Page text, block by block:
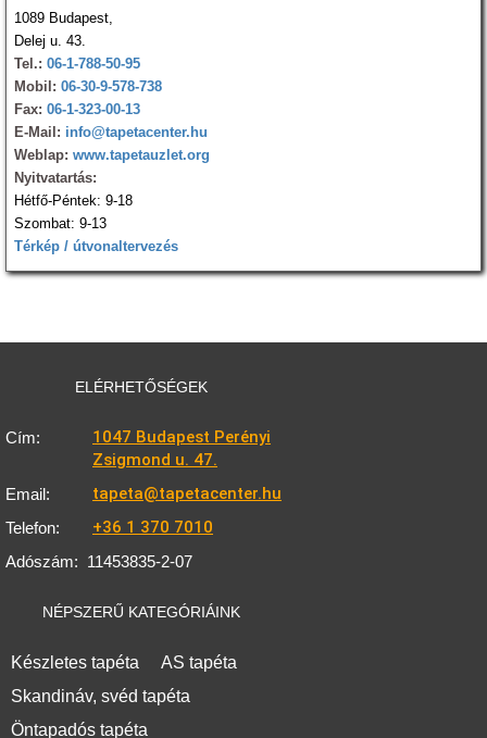
1089 Budapest,
Delej u. 43.
Tel.: 06-1-788-50-95
Mobil: 06-30-9-578-738
Fax: 06-1-323-00-13
E-Mail: info@tapetacenter.hu
Weblap: www.tapetauzlet.org
Nyitvatartás:
Hétfő-Péntek: 9-18
Szombat: 9-13
Térkép / útvonaltervezés
ELÉRHETŐSÉGEK
Cím:
1047 Budapest Perényi
Zsigmond u. 47.
Email: tapeta@tapetacenter.hu
Telefon: +36 1 370 7010
Adószám: 11453835-2-07
NÉPSZERŰ KATEGÓRIÁINK
Készletes tapéta
AS tapéta
Skandináv, svéd tapéta
Öntapadós tapéta